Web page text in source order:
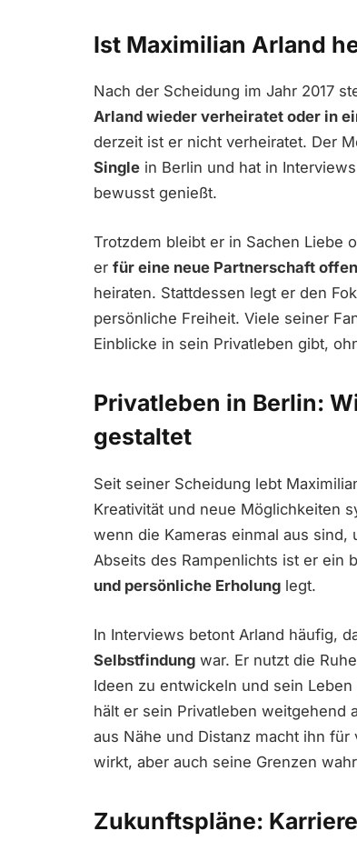
Ist Maximilian Arland
Nach der Scheidung im Jahr 2017
Arland wieder verheiratet oder in
derzeit ist er nicht verheiratet. Der
Single in Berlin und hat in
bewusst genießt.
Trotzdem bleibt er in Sachen Liebe
er für eine neue Partnerschaft offen
heiraten. Stattdessen legt er den
persönliche Freiheit. Viele seiner
Einblicke in sein Privatleben gibt,
Privatleben in Berlin:
gestaltet
Seit seiner Scheidung lebt
Kreativität und neue Möglichkeiten
wenn die Kameras einmal aus
Abseits des Rampenlichts ist er ein
und persönliche Erholung legt.
In Interviews betont Arland häufig,
Selbstfindung war. Er nutzt die
Ideen zu entwickeln und sein
hält er sein Privatleben weitgehend
aus Nähe und Distanz macht ihn
wirkt, aber auch seine Grenzen
Zukunftspläne: